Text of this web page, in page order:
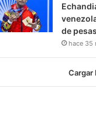
de pesas
hace 35
Cargar